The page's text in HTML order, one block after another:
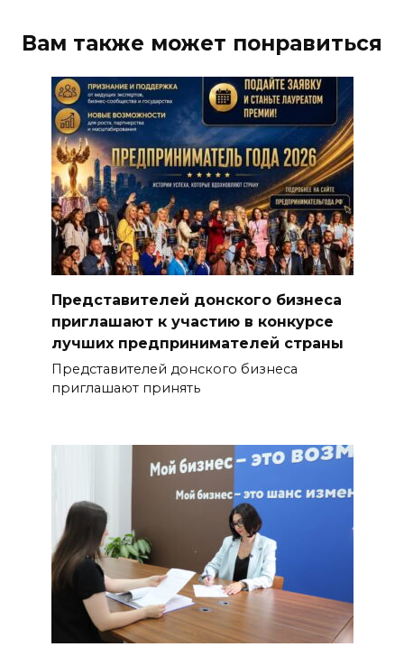
Вам также может понравиться
Представителей донского бизнеса
приглашают к участию в конкурсе
лучших предпринимателей страны
Представителей донского бизнеса
приглашают принять